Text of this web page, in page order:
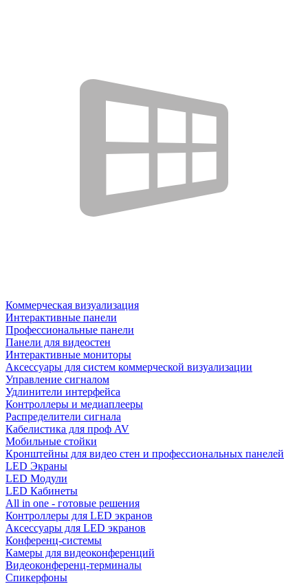
Коммерческая визуализация
Интерактивные панели
Профессиональные панели
Панели для видеостен
Интерактивные мониторы
Аксессуары для систем коммерческой визуализации
Управление сигналом
Удлинители интерфейса
Контроллеры и медиаплееры
Распределители сигнала
Кабелистика для проф AV
Мобильные стойки
Кронштейны для видео стен и профессиональных панелей
LED Экраны
LED Модули
LED Кабинеты
All in one - готовые решения
Контроллеры для LED экранов
Аксессуары для LED экранов
Конференц-системы
Камеры для видеоконференций
Видеоконференц-терминалы
Спикерфоны